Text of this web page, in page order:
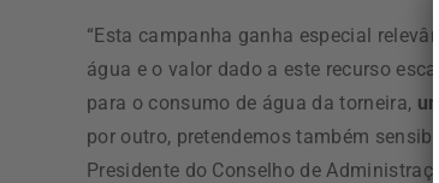
“Esta campanha ganha especial
água e o valor dado a este recurso
para o consumo de água da torneira,
por outro, pretendemos também
Presidente do Conselho de